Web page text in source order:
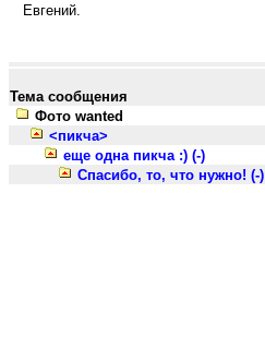
Евгений.
Тема сообщения
Фото wanted
<пикча>
еще одна пикча :) (-)
Спасибо, то, что нужно! (-)